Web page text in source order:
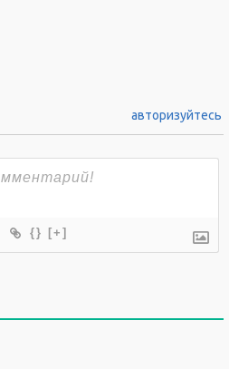
авторизуйтесь
{} [+]